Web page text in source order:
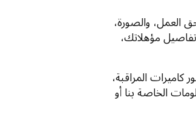
العمل، والصورة،
مؤهلاتك،
المراقبة،
الخاصة بنا أو